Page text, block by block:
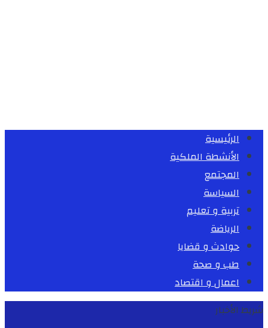
الرئيسية
الأنشطة الملكية
المجتمع
السياسة
تربية و تعليم
الرياضة
حوادث و قضايا
طب و صحة
اعمال و اقتصاد
شريط الأخبار